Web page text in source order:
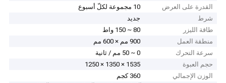
القدرة على العرض
10 مجموعة لكلّ أسبوع
شرط
جديد
طاقة الليزر
80 ~ 150 واط
منطقة العمل
900 مم × 600 مم
سرعة التحرك
0 ~ 50 مم / ثانية
حجم العبوة
1535 × 1350 × 1250
الوزن الإجمالي
360 كجم